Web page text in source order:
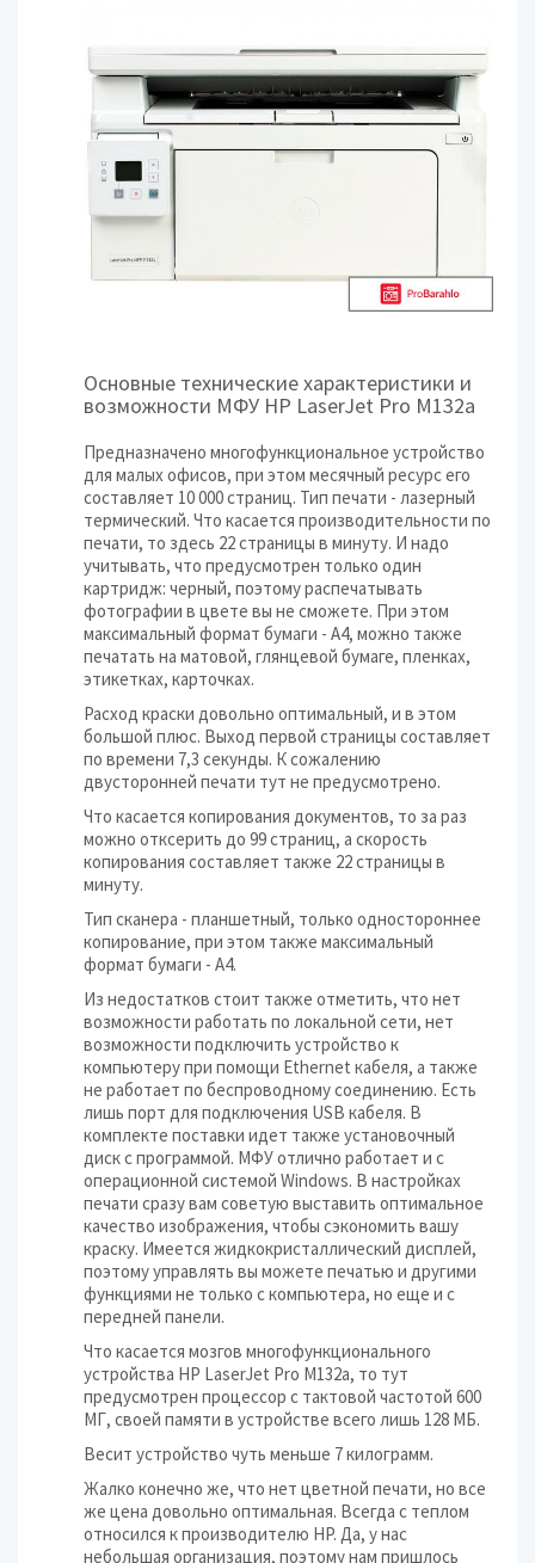
Основные технические характеристики и
возможности МФУ HP LaserJet Pro M132a
Предназначено многофункциональное устройство
для малых офисов, при этом месячный ресурс его
составляет 10 000 страниц. Тип печати - лазерный
термический. Что касается производительности по
печати, то здесь 22 страницы в минуту. И надо
учитывать, что предусмотрен только один
картридж: черный, поэтому распечатывать
фотографии в цвете вы не сможете. При этом
максимальный формат бумаги - А4, можно также
печатать на матовой, глянцевой бумаге, пленках,
этикетках, карточках.
Расход краски довольно оптимальный, и в этом
большой плюс. Выход первой страницы составляет
по времени 7,3 секунды. К сожалению
двусторонней печати тут не предусмотрено.
Что касается копирования документов, то за раз
можно отксерить до 99 страниц, а скорость
копирования составляет также 22 страницы в
минуту.
Тип сканера - планшетный, только одностороннее
копирование, при этом также максимальный
формат бумаги - А4.
Из недостатков стоит также отметить, что нет
возможности работать по локальной сети, нет
возможности подключить устройство к
компьютеру при помощи Ethernet кабеля, а также
не работает по беспроводному соединению. Есть
лишь порт для подключения USB кабеля. В
комплекте поставки идет также установочный
диск с программой. МФУ отлично работает и с
операционной системой Windows. В настройках
печати сразу вам советую выставить оптимальное
качество изображения, чтобы сэкономить вашу
краску. Имеется жидкокристаллический дисплей,
поэтому управлять вы можете печатью и другими
функциями не только с компьютера, но еще и с
передней панели.
Что касается мозгов многофункционального
устройства HP LaserJet Pro M132a, то тут
предусмотрен процессор с тактовой частотой 600
МГ, своей памяти в устройстве всего лишь 128 МБ.
Весит устройство чуть меньше 7 килограмм.
Жалко конечно же, что нет цветной печати, но все
же цена довольно оптимальная. Всегда с теплом
относился к производителю HP. Да, у нас
небольшая организация, поэтому нам пришлось